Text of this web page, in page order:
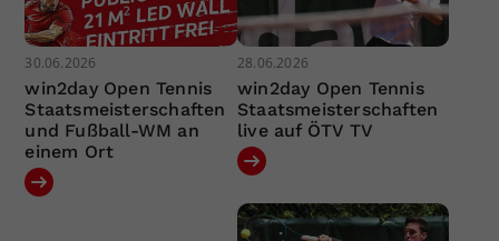
30.06.2026
win2day Open Tennis
Staatsmeisterschaften
und Fußball-WM an
einem Ort
28.06.2026
win2day Open Tennis
Staatsmeisterschaften
live auf ÖTV TV